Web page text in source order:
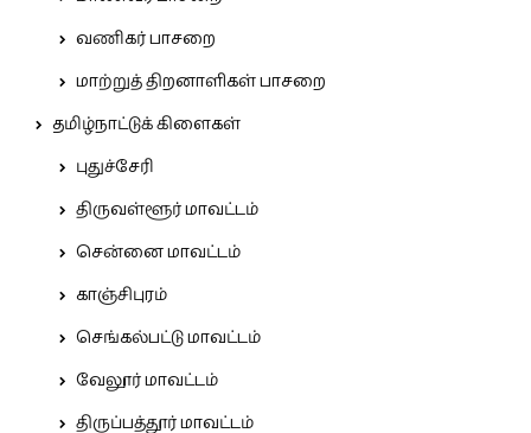
வணிகர் பாசறை
மாற்றுத் திறனாளிகள் பாசறை
தமிழ்நாட்டுக் கிளைகள்
புதுச்சேரி
திருவள்ளூர் மாவட்டம்
சென்னை மாவட்டம்
காஞ்சிபுரம்
செங்கல்பட்டு மாவட்டம்
வேலூர் மாவட்டம்
திருப்பத்தூர் மாவட்டம்